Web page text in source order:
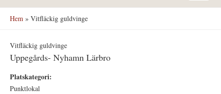
Hem » Vitfläckig guldvinge
Vitfläckig guldvinge
Uppegårds- Nyhamn Lärbro
Platskategori:
Punktlokal